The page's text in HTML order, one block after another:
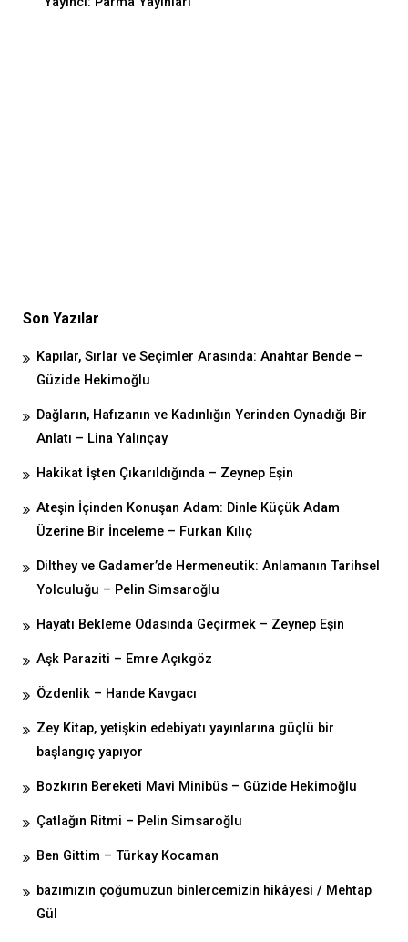
Son Yazılar
Kapılar, Sırlar ve Seçimler Arasında: Anahtar Bende –
Güzide Hekimoğlu
Dağların, Hafızanın ve Kadınlığın Yerinden Oynadığı Bir
Anlatı – Lina Yalınçay
Hakikat İşten Çıkarıldığında – Zeynep Eşin
Ateşin İçinden Konuşan Adam: Dinle Küçük Adam
Üzerine Bir İnceleme – Furkan Kılıç
Dilthey ve Gadamer’de Hermeneutik: Anlamanın Tarihsel
Yolculuğu – Pelin Simsaroğlu
Hayatı Bekleme Odasında Geçirmek – Zeynep Eşin
Aşk Paraziti – Emre Açıkgöz
Özdenlik – Hande Kavgacı
Zey Kitap, yetişkin edebiyatı yayınlarına güçlü bir
başlangıç yapıyor
Bozkırın Bereketi Mavi Minibüs – Güzide Hekimoğlu
Çatlağın Ritmi – Pelin Simsaroğlu
Ben Gittim – Türkay Kocaman
bazımızın çoğumuzun binlercemizin hikâyesi / Mehtap
Gül